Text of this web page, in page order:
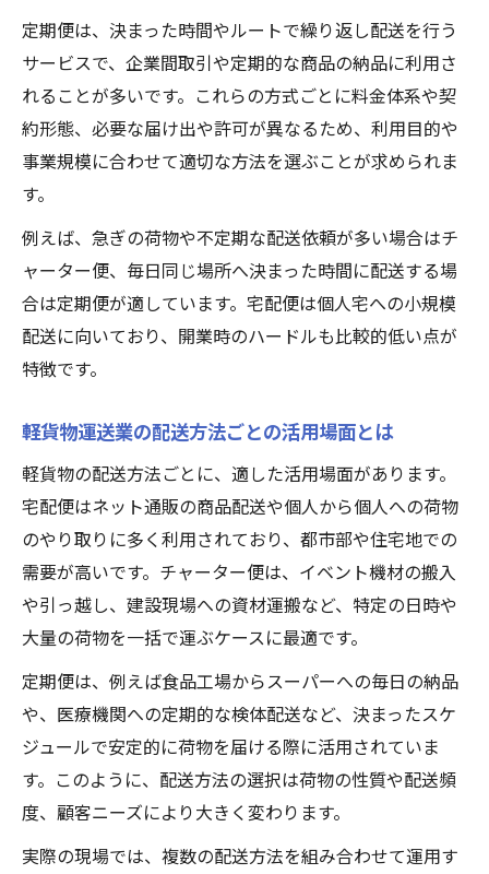
定期便は、決まった時間やルートで繰り返し配送を行う
サービスで、企業間取引や定期的な商品の納品に利用さ
れることが多いです。これらの方式ごとに料金体系や契
約形態、必要な届け出や許可が異なるため、利用目的や
事業規模に合わせて適切な方法を選ぶことが求められま
す。
例えば、急ぎの荷物や不定期な配送依頼が多い場合はチ
ャーター便、毎日同じ場所へ決まった時間に配送する場
合は定期便が適しています。宅配便は個人宅への小規模
配送に向いており、開業時のハードルも比較的低い点が
特徴です。
軽貨物運送業の配送方法ごとの活用場面とは
軽貨物の配送方法ごとに、適した活用場面があります。
宅配便はネット通販の商品配送や個人から個人への荷物
のやり取りに多く利用されており、都市部や住宅地での
需要が高いです。チャーター便は、イベント機材の搬入
や引っ越し、建設現場への資材運搬など、特定の日時や
大量の荷物を一括で運ぶケースに最適です。
定期便は、例えば食品工場からスーパーへの毎日の納品
や、医療機関への定期的な検体配送など、決まったスケ
ジュールで安定的に荷物を届ける際に活用されていま
す。このように、配送方法の選択は荷物の性質や配送頻
度、顧客ニーズにより大きく変わります。
実際の現場では、複数の配送方法を組み合わせて運用す